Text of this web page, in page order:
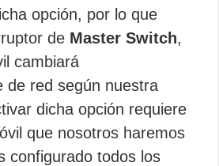
opción, por lo que
de Master Switch,
cambiará
de red según nuestra
dicha opción requiere
que nosotros haremos
configurado todos los